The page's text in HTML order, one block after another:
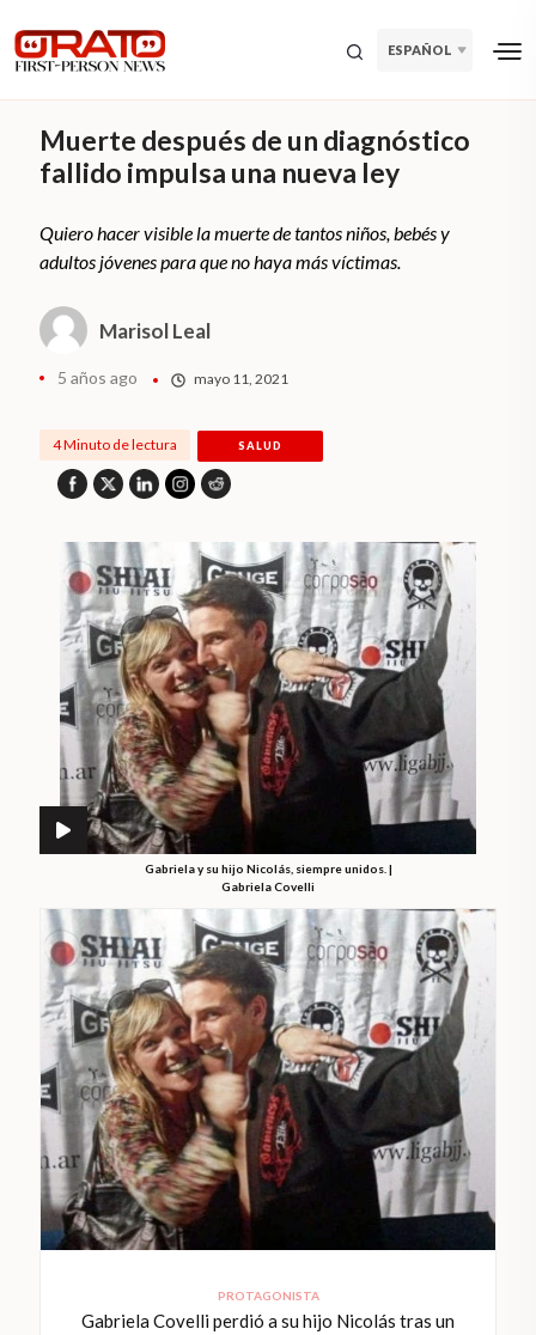
ESPAÑOL
Muerte después de un diagnóstico
fallido impulsa una nueva ley
Quiero hacer visible la muerte de tantos niños, bebés y
adultos jóvenes para que no haya más víctimas.
Marisol Leal
5 años ago mayo 11, 2021
4 Minuto de lectura SALUD
Gabriela y su hijo Nicolás, siempre unidos. |
Gabriela Covelli
PROTAGONISTA
Gabriela Covelli perdió a su hijo Nicolás tras un